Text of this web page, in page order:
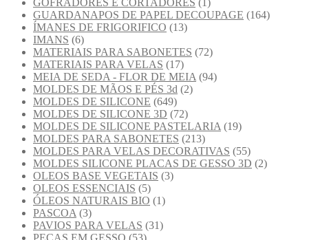
GUARDANAPOS DE PAPEL DECOUPAGE (164)
ÍMANES DE FRIGORIFICO (13)
IMANS (6)
MATERIAIS PARA SABONETES (72)
MATERIAIS PARA VELAS (17)
MEIA DE SEDA - FLOR DE MEIA (94)
MOLDES DE MÃOS E PÉS 3d (2)
MOLDES DE SILICONE (649)
MOLDES DE SILICONE 3D (72)
MOLDES DE SILICONE PASTELARIA (19)
MOLDES PARA SABONETES (213)
MOLDES PARA VELAS DECORATIVAS (55)
MOLDES SILICONE PLACAS DE GESSO 3D (2)
OLEOS BASE VEGETAIS (3)
OLEOS ESSENCIAIS (5)
ÓLEOS NATURAIS BIO (1)
PASCOA (3)
PAVIOS PARA VELAS (31)
PEÇAS EM GESSO (53)